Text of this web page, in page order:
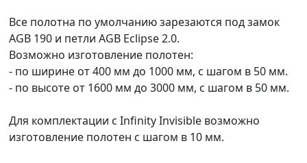
Все полотна по умолчанию зарезаются под замок
AGB 190 и петли AGB Eclipse 2.0.
Возможно изготовление полотен:
- по ширине от 400 мм до 1000 мм, с шагом в 50 мм.
- по высоте от 1600 мм до 3000 мм, с шагом в 50 мм.
Для комплектации с Infinity Invisible возможно
изготовление полотен с шагом в 10 мм.